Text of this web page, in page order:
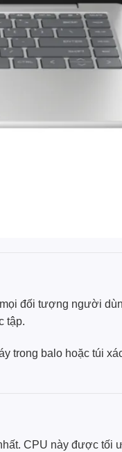
đối tượng người
tập.
trong balo hoặc túi
CPU này được tối